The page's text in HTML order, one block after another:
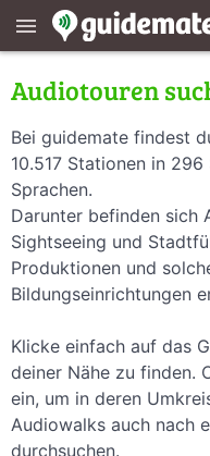
menu
Audiotouren
Bei guidemate findest
10.517 Stationen in
Sprachen.
Darunter befinden sich
Sightseeing und
Produktionen und
Bildungseinrichtungen
Klicke einfach auf das
deiner Nähe zu finden.
ein, um in deren
Audiowalks auch nach
durchsuchen.